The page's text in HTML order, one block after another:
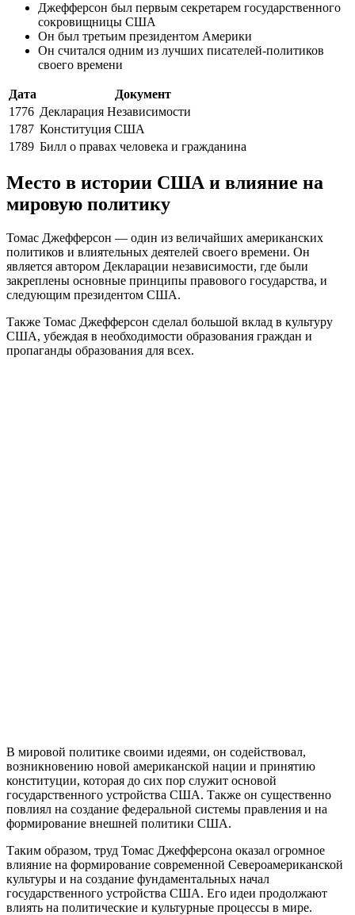
Джефферсон был первым секретарем государственного
сокровищницы США
Он был третьим президентом Америки
Он считался одним из лучших писателей-политиков
своего времени
Дата
Документ
1776 Декларация Независимости
1787 Конституция США
1789 Билл о правах человека и гражданина
Место в истории США и влияние на
мировую политику
Томас Джефферсон — один из величайших американских
политиков и влиятельных деятелей своего времени. Он
является автором Декларации независимости, где были
закреплены основные принципы правового государства, и
следующим президентом США.
Также Томас Джефферсон сделал большой вклад в культуру
США, убеждая в необходимости образования граждан и
пропаганды образования для всех.
В мировой политике своими идеями, он содействовал,
возникновению новой американской нации и принятию
конституции, которая до сих пор служит основой
государственного устройства США. Также он существенно
повлиял на создание федеральной системы правления и на
формирование внешней политики США.
Таким образом, труд Томас Джефферсона оказал огромное
влияние на формирование современной Североамериканской
культуры и на создание фундаментальных начал
государственного устройства США. Его идеи продолжают
влиять на политические и культурные процессы в мире.